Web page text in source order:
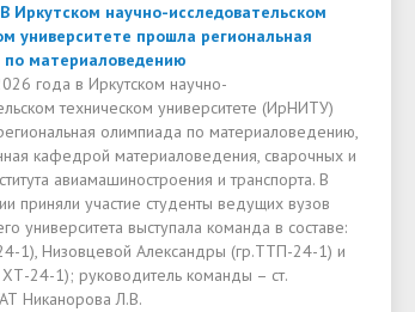
В Иркутском научно-исследовательском
университете прошла региональная
материаловедению
года в Иркутском научно-
техническом университете (ИрНИТУ)
олимпиада по материаловедению,
кафедрой материаловедения, сварочных и
авиамашиностроения и транспорта. В
приняли участие студенты ведущих вузов
университета выступала команда в составе:
1), Низовцевой Александры (гр.ТТП-24-1) и
24-1); руководитель команды – ст.
Никанорова Л.В.